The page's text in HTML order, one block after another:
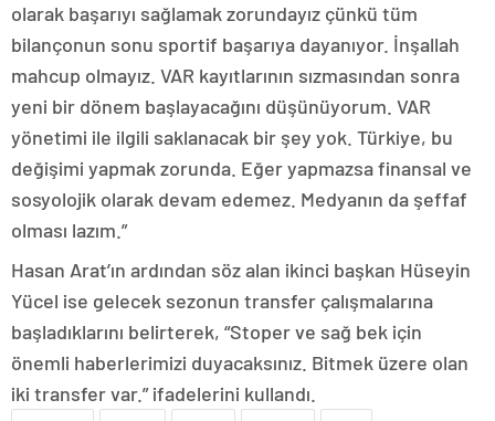
olarak başarıyı sağlamak zorundayız çünkü tüm
bilançonun sonu sportif başarıya dayanıyor. İnşallah
mahcup olmayız. VAR kayıtlarının sızmasından sonra
yeni bir dönem başlayacağını düşünüyorum. VAR
yönetimi ile ilgili saklanacak bir şey yok. Türkiye, bu
değişimi yapmak zorunda. Eğer yapmazsa finansal ve
sosyolojik olarak devam edemez. Medyanın da şeffaf
olması lazım.”
Hasan Arat’ın ardından söz alan ikinci başkan Hüseyin
Yücel ise gelecek sezonun transfer çalışmalarına
başladıklarını belirterek, “Stoper ve sağ bek için
önemli haberlerimizi duyacaksınız. Bitmek üzere olan
iki transfer var.” ifadelerini kullandı.